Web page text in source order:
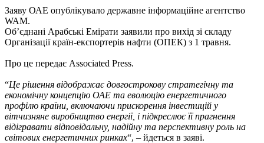
Заяву ОАЕ опублікувало державне інформаційне агентство
WAM.
Об’єднані Арабські Емірати заявили про вихід зі складу
Організації країн-експортерів нафти (ОПЕК) з 1 травня.
Про це передає Associated Press.
“Це рішення відображає довгострокову стратегічну та
економічну концепцію ОАЕ та еволюцію енергетичного
профілю країни, включаючи прискорення інвестицій у
вітчизняне виробництво енергії, і підкреслює її прагнення
відігравати відповідальну, надійну та перспективну роль на
світових енергетичних ринках“, – йдеться в заяві.